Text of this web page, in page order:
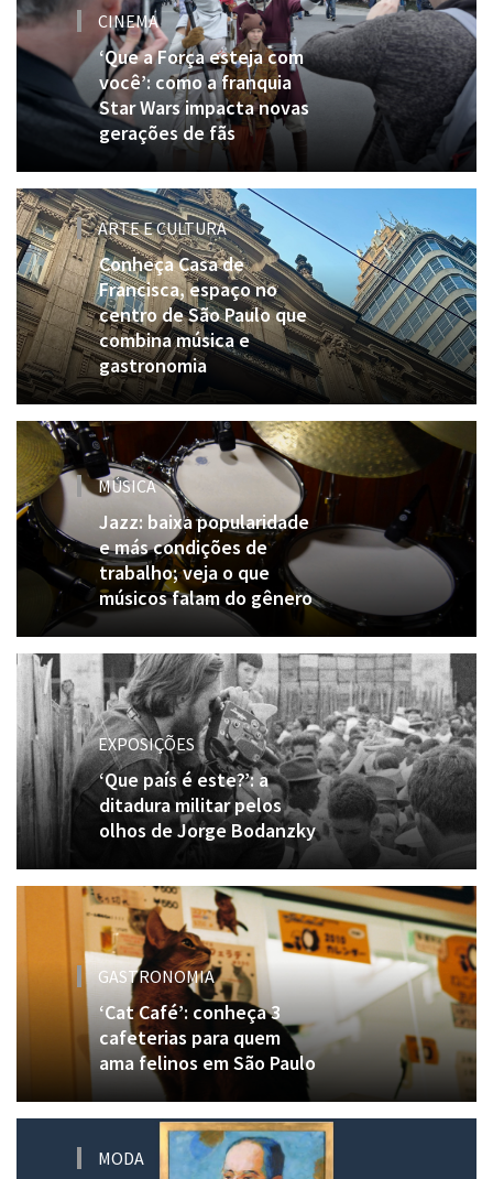
CINEMA
‘Que a Força esteja com
você’: como a franquia
Star Wars impacta novas
gerações de fãs
ARTE E CULTURA
Conheça Casa de
Francisca, espaço no
centro de São Paulo que
combina música e
gastronomia
MÚSICA
Jazz: baixa popularidade
e más condições de
trabalho; veja o que
músicos falam do gênero
EXPOSIÇÕES
‘Que país é este?’: a
ditadura militar pelos
olhos de Jorge Bodanzky
GASTRONOMIA
‘Cat Café’: conheça 3
cafeterias para quem
ama felinos em São Paulo
MODA